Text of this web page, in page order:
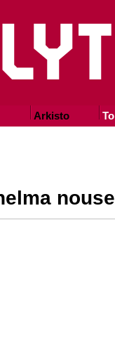
Arkisto